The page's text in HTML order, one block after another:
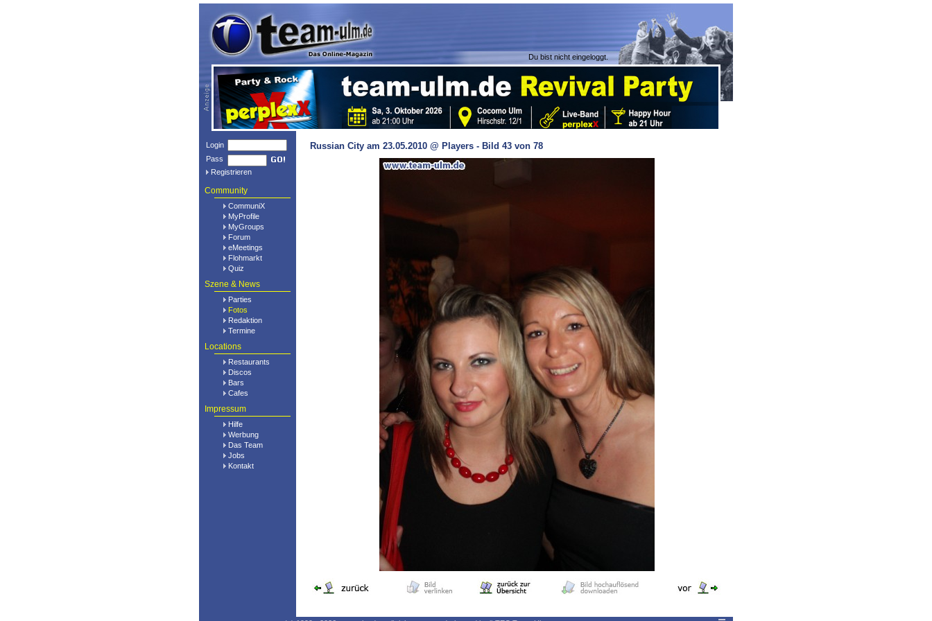
Du bist nicht eingeloggt.
Login
Pass
Registrieren
Community
CommuniX
MyProfile
MyGroups
Forum
eMeetings
Flohmarkt
Quiz
Szene & News
Parties
Fotos
Redaktion
Termine
Locations
Restaurants
Discos
Bars
Cafes
Impressum
Hilfe
Werbung
Das Team
Jobs
Kontakt
Russian City am 23.05.2010 @ Players - Bild 43 von 78